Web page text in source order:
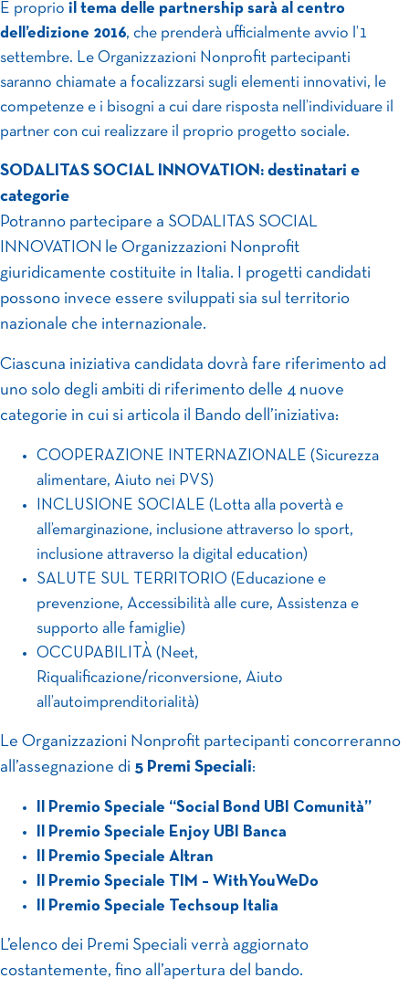
E proprio il tema delle partnership sarà al centro
dell’edizione 2016, che prenderà ufficialmente avvio l’1
settembre. Le Organizzazioni Nonprofit partecipanti
saranno chiamate a focalizzarsi sugli elementi innovativi, le
competenze e i bisogni a cui dare risposta nell’individuare il
partner con cui realizzare il proprio progetto sociale.
SODALITAS SOCIAL INNOVATION: destinatari e
categorie
Potranno partecipare a SODALITAS SOCIAL
INNOVATION le Organizzazioni Nonprofit
giuridicamente costituite in Italia. I progetti candidati
possono invece essere sviluppati sia sul territorio
nazionale che internazionale.
Ciascuna iniziativa candidata dovrà fare riferimento ad
uno solo degli ambiti di riferimento delle 4 nuove
categorie in cui si articola il Bando dell’iniziativa:
COOPERAZIONE INTERNAZIONALE (Sicurezza
alimentare, Aiuto nei PVS)
INCLUSIONE SOCIALE (Lotta alla povertà e
all’emarginazione, inclusione attraverso lo sport,
inclusione attraverso la digital education)
SALUTE SUL TERRITORIO (Educazione e
prevenzione, Accessibilità alle cure, Assistenza e
supporto alle famiglie)
OCCUPABILITÀ (Neet,
Riqualificazione/riconversione, Aiuto
all’autoimprenditorialità)
Le Organizzazioni Nonprofit partecipanti concorreranno
all’assegnazione di 5 Premi Speciali:
Il Premio Speciale “Social Bond UBI Comunità”
Il Premio Speciale Enjoy UBI Banca
Il Premio Speciale Altran
Il Premio Speciale TIM – WithYouWeDo
Il Premio Speciale Techsoup Italia
L’elenco dei Premi Speciali verrà aggiornato
costantemente, fino all’apertura del bando.